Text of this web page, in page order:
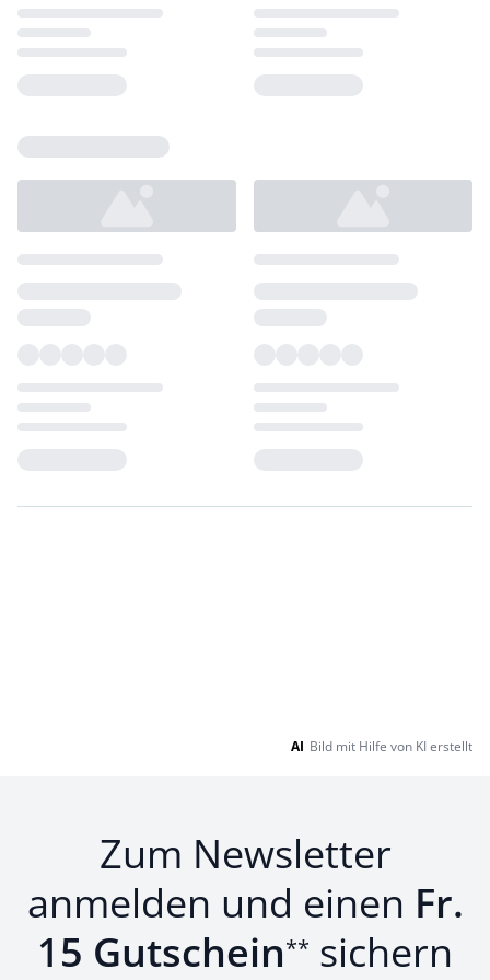
AI Bild mit Hilfe von KI erstellt
Zum Newsletter
anmelden und einen Fr.
15 Gutschein** sichern